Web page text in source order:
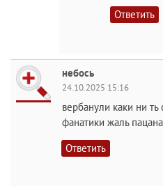
Ответить
небось
24.10.2025 15:16
вербанули каки ни
фанатики жаль пацана
Ответить